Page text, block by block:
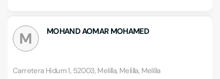
M MOHAND AOMAR MOHAMED
Carretera Hidum 1, 52003, Melilla, Melilla, Melilla